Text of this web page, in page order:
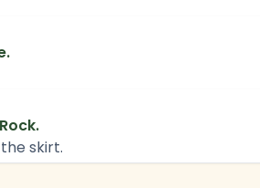
skirt.